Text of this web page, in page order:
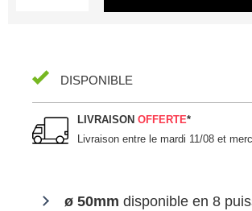
DISPONIBLE
LIVRAISONOFFERTE*
Livraison entre lemardi 11/08 et
ø 50mm disponible en 8